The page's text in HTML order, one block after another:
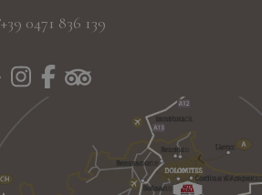
+39 0471 836 139